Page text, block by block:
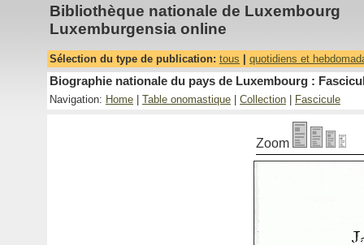
Bibliothèque nationale de Luxembourg
Luxemburgensia online
Sélection du type de publication: tous quotidiens et
Biographie nationale du pays de Luxembourg :
Navigation: Home Table onomastique Collection Fascicule
Zoom